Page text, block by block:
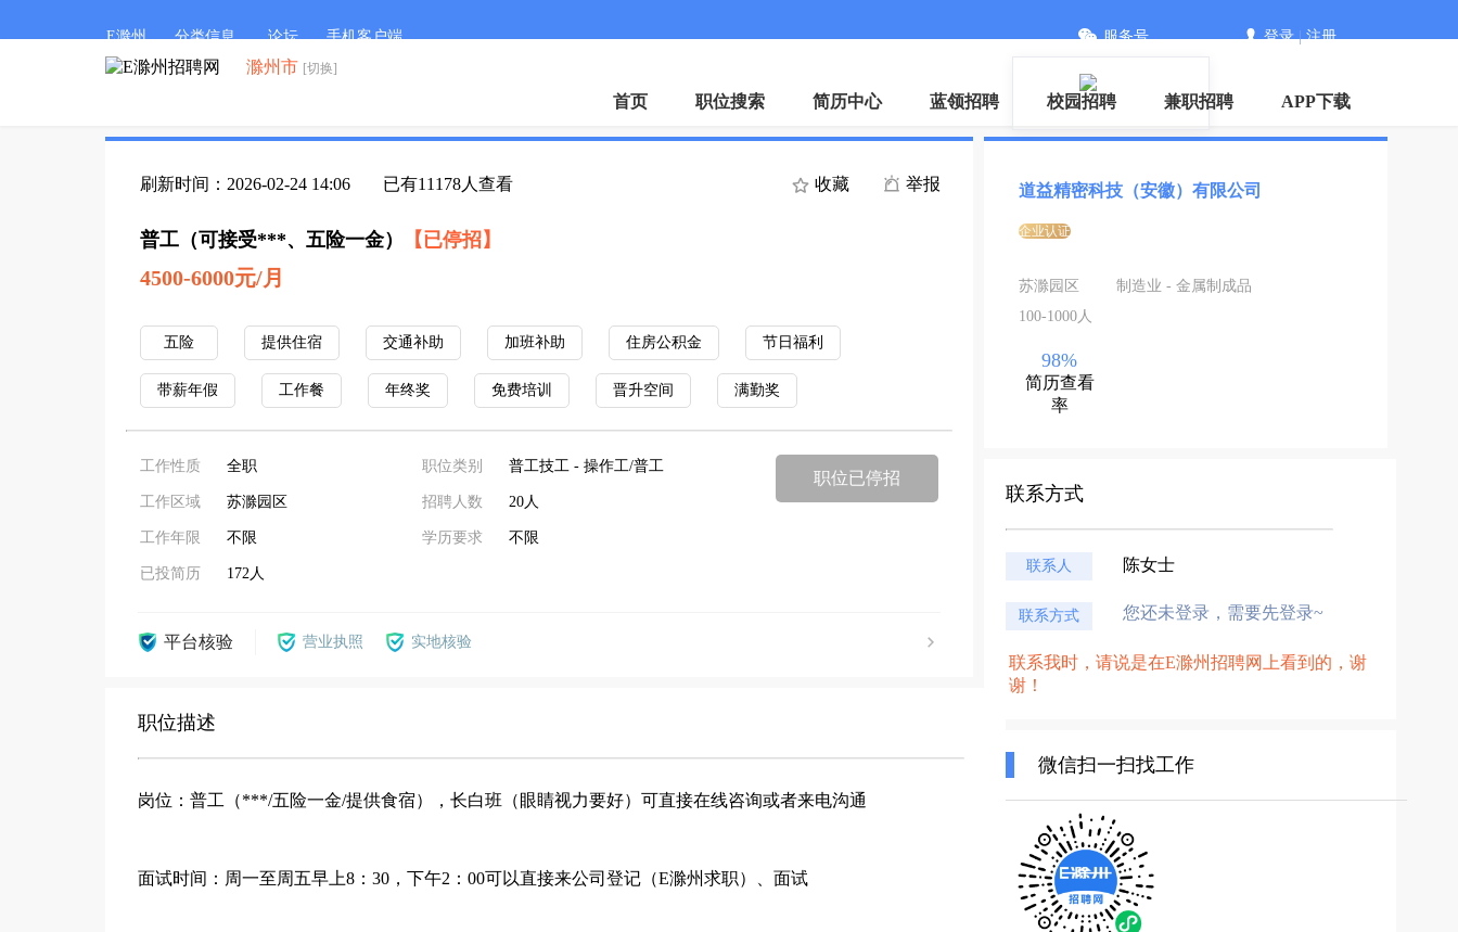
E滁州 分类信息 论坛 手机客户端 服务号 登录|注册
滁州市 [切换]
首页 职位搜索 简历中心 蓝领招聘 校园招聘 兼职招聘 APP下载
刷新时间：2026-02-24 14:06 已有11178人查看 收藏 举报
普工（可接受***、五险一金） 【已停招】
4500-6000元/月
五险 提供住宿 交通补助 加班补助 住房公积金 节日福利
带薪年假 工作餐 年终奖 免费培训 晋升空间 满勤奖
工作性质 全职
工作区域 苏滁园区
工作年限 不限
已投简历 172人
职位类别 普工技工 - 操作工/普工
招聘人数 20人
学历要求 不限
职位已停招
平台核验 营业执照 实地核验
职位描述
岗位：普工（***/五险一金/提供食宿），长白班（眼睛视力要好）可直接在线咨询或者来电沟通
面试时间：周一至周五早上8：30，下午2：00可以直接来公司登记（E滁州求职）、面试
道益精密科技（安徽）有限公司
企业认证
苏滁园区
制造业 - 金属制成品
100-1000人
98%
简历查看
率
联系方式
联系人 陈女士
联系方式 您还未登录，需要先登录~
联系我时，请说是在E滁州招聘网上看到的，谢
谢！
微信扫一扫找工作